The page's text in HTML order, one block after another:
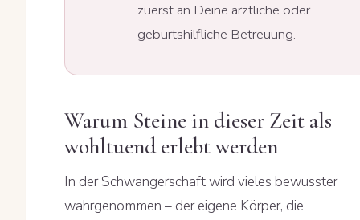
zuerst an Deine ärztliche oder
geburtshilfliche Betreuung.
Warum Steine in dieser Zeit als
wohltuend erlebt werden
In der Schwangerschaft wird vieles bewusster
wahrgenommen – der eigene Körper, die